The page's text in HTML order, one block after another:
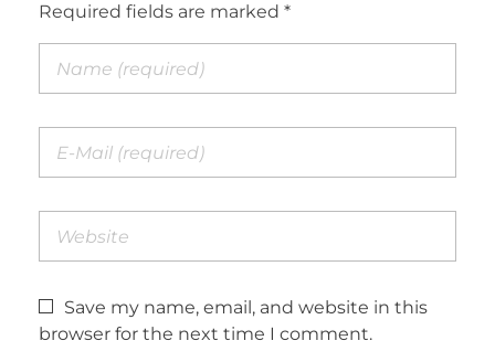
Required fields are marked *
Save my name, email, and website in this
browser for the next time I comment.